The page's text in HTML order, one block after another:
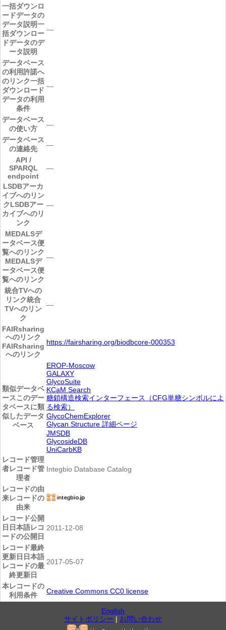
一括ダウンロ
ードデータの
データ説明一
括ダウンロー
ドデータのデ
ータ説明
―
データベース
の利用許諾へ
のリンク一括
ダウンロード
データの利用
条件
―
データベース
の使い方
―
データベース
の連絡先
―
API /
SPARQL
endpoint
―
LSDBアーカ
イブへのリン
クLSDBアー
カイブへのリ
ンク
―
MEDALSデ
ータベース便
覧へのリンク
MEDALSデ
ータベース便
覧へのリンク
―
統合TVへの
リンク統合
TVへのリン
ク
―
FAIRsharing
へのリンク
FAIRsharing
へのリンク
https://fairsharing.org/biodbcore-000353
類似データベ
ースこのデー
タベースに類
似したデータ
ベース
EROP-Moscow
GALAXY
GlycoSuite
KCaM Search
糖鎖構造検索インターフェース（CFG単糖シンボルによ
る検索）
GlycoChemExplorer
Glycan Structure 詳細ページ
JMSDB
GlycosideDB
UniCarbKB
レコード管理
者レコード管
理者
Integbio Database Catalog
レコードの由
来レコードの
由来
レコード公開
日 日本語レコ
ードの公開日
2011-12-08
レコード最終
更新日 日本語
レコードの最
終更新日
2017-05-07
本レコードの
利用条件
Creative Commons CC0 license
English
サイトポリシー | お問い合わせ